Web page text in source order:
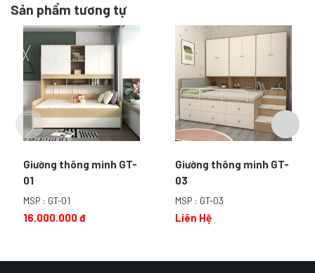
Sản phẩm tương tự
Giường thông minh GT-
01
MSP : GT-01
16.000.000 đ
Giường thông minh GT-
03
MSP : GT-03
Liên Hệ